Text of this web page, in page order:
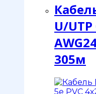
U/UTP
305м